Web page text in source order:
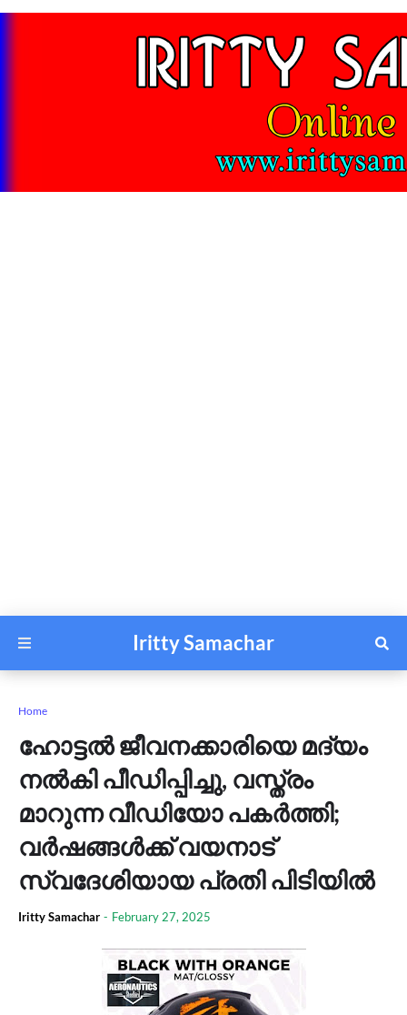
Iritty Samachar
Home
ഹോട്ടൽ ജീവനക്കാരിയെ മദ്യം
നൽകി പീഡിപ്പിച്ചു, വസ്ത്രം
മാറുന്ന വീഡിയോ പകർത്തി;
വർഷങ്ങൾക്ക് വയനാട്
സ്വദേശിയായ പ്രതി പിടിയിൽ
Iritty Samachar - February 27, 2025